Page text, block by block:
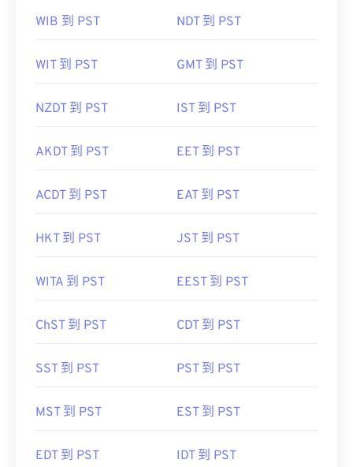
WIB 到 PST NDT 到 PST
WIT 到 PST GMT 到 PST
NZDT 到 PST IST 到 PST
AKDT 到 PST EET 到 PST
ACDT 到 PST EAT 到 PST
HKT 到 PST JST 到 PST
WITA 到 PST EEST 到 PST
ChST 到 PST CDT 到 PST
SST 到 PST PST 到 PST
MST 到 PST EST 到 PST
EDT 到 PST IDT 到 PST